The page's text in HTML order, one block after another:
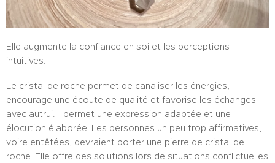
Elle augmente la confiance en soi et les perceptions
intuitives.
Le cristal de roche permet de canaliser les énergies,
encourage une écoute de qualité et favorise les échanges
avec autrui. Il permet une expression adaptée et une
élocution élaborée. Les personnes un peu trop affirmatives,
voire entêtées, devraient porter une pierre de cristal de
roche. Elle offre des solutions lors de situations conflictuelles